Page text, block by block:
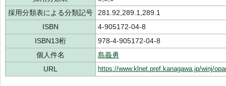
採用分類表による分類記号
281.92,289.1,289.1
ISBN
4-905172-04-8
ISBN13桁
978-4-905172-04-8
個人件名
島義勇
URL
https://www.klnet.pref.kanagawa.jp/winj/